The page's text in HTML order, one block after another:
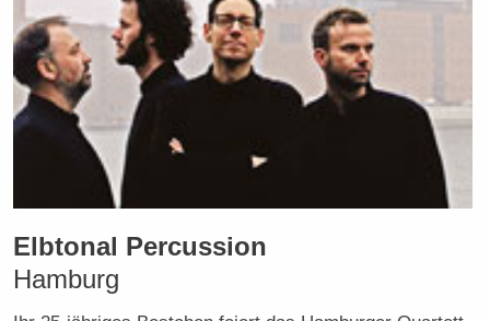
Elbtonal Percussion
Hamburg